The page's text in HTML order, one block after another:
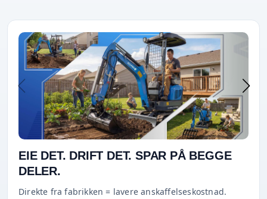
EIE DET. DRIFT DET. SPAR PÅ BEGGE
DELER.
Direkte fra fabrikken = lavere anskaffelseskostnad.